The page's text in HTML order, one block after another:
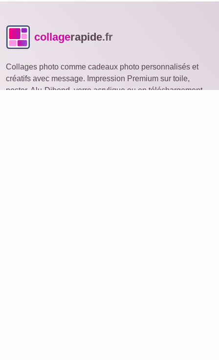
collagerapide.fr
Collages photo comme cadeaux photo personnalisés et
créatifs avec message. Impression Premium sur toile,
poster, Alu-Dibond, verre acrylique ou en téléchargement.